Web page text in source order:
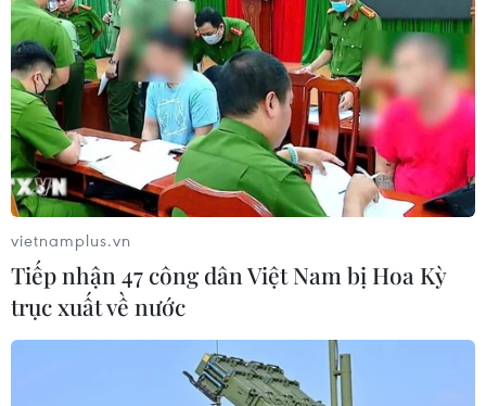
vietnamplus.vn
Tiếp nhận 47 công dân Việt Nam bị Hoa Kỳ
trục xuất về nước